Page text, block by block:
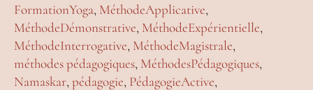
FormationYoga, MéthodeApplicative,
MéthodeDémonstrative, MéthodeExpérientielle,
MéthodeInterrogative, MéthodeMagistrale,
méthodes pédagogiques, MéthodesPédagogiques,
Namaskar, pédagogie, PédagogieActive,